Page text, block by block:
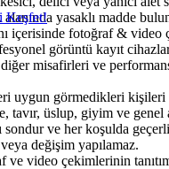
yasaklı madde
içerisinde fotoğraf & video
görüntü kayıt
misafirleri ve
uygun görmedikleri kişileri
tavır, üslup, giyim ve
sondur ve her koşulda
değişim yapılamaz.
video çekimlerinin
Keşfet!